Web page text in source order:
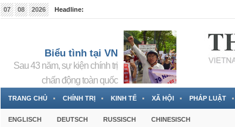
07 08 2026
Headline:
Biểu tình tại VN
Sau 43 năm, sự kiện chính trị
chấn động toàn quốc
TRANG CHỦ CHÍNH TRỊ KINH TẾ XÃ HỘI PHÁP LUẬT
ENGLISCH DEUTSCH RUSSISCH CHINESISCH